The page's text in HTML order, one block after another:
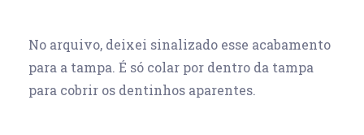
No arquivo, deixei sinalizado esse acabamento
para a tampa. É só colar por dentro da tampa
para cobrir os dentinhos aparentes.